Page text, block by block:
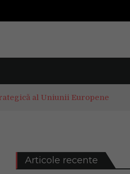
al Uniunii Europene
Articole recente